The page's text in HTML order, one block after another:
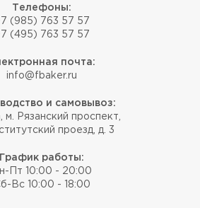
Телефоны:
(985) 763 57 57
(495) 763 57 57
почта:
info@fbaker.ru
и самовывоз:
м. Рязанский проспект,
проезд, д. 3
График работы:
Пт 10:00 - 20:00
Вс 10:00 - 18:00